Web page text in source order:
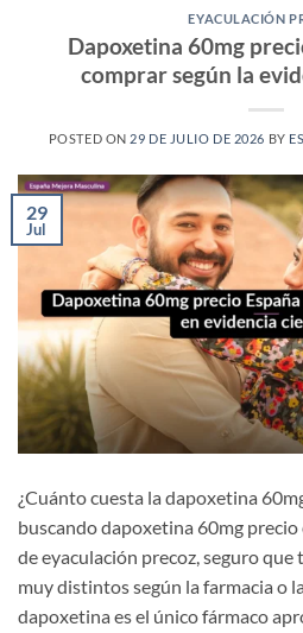
EYACULACIÓN
Dapoxetina 60mg
comprar según la
POSTED ON 29 DE JULIO DE 2026 BY
29
Jul
¿Cuánto cuesta la dapoxetina
buscando dapoxetina 60mg
de eyaculación precoz, seguro
muy distintos según la farmacia o
dapoxetina es el único fármaco